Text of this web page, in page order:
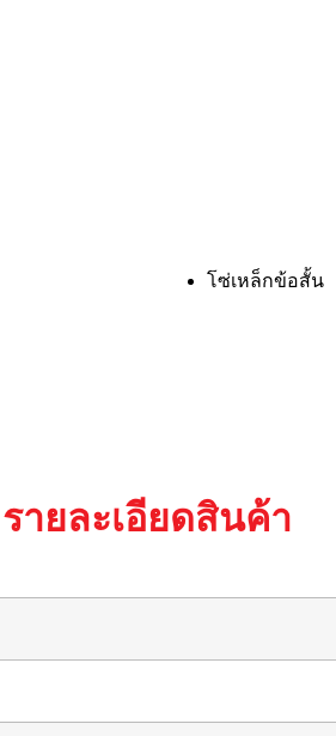
โซ่เหล็กข้อสั้น
รายละเอียดสินค้า